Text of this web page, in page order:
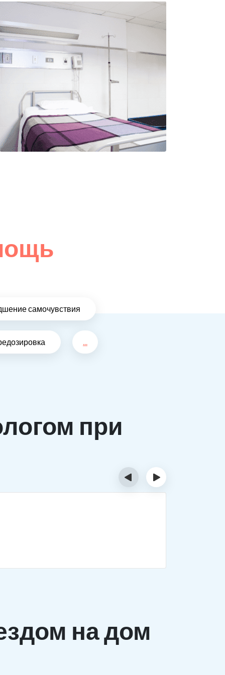
самочувствия
...
при
‹ ›
на дом